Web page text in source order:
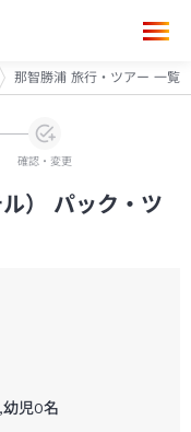
那智勝浦 旅行・ツアー 一覧
確認・変更
） パック・ツ
児0名